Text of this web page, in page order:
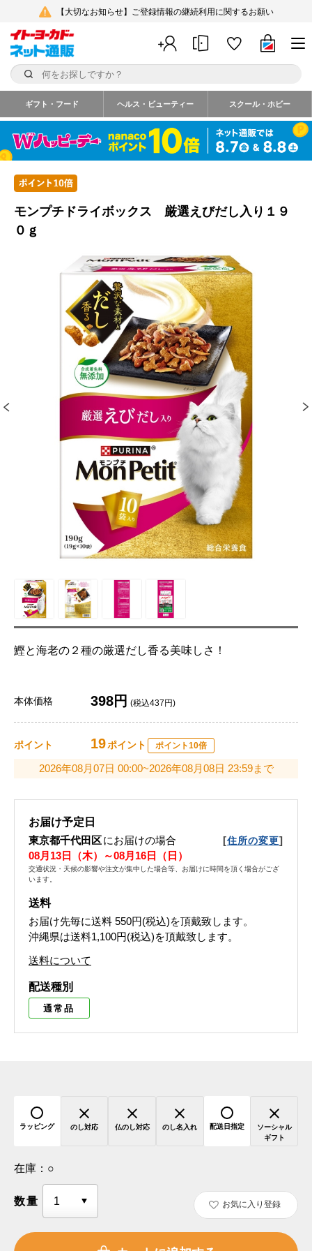
【大切なお知らせ】ご登録情報の継続利用に関するお願い
ギフト・フード ヘルス・ビューティー スクール・ホビー
モンプチドライボックス 厳選えびだし入り１９
０ｇ
鰹と海老の２種の厳選だし香る美味しさ！
本体価格 398円 (税込437円)
ポイント 19ポイント ポイント10倍
2026年08月07日 00:00~2026年08月08日 23:59まで
お届け予定日
東京都千代田区にお届けの場合 [住所の変更]
08月13日（木）～08月16日（日）
交通状況・天候の影響や注文が集中した場合等、お届けに時間を頂く場合がござ
います。
送料
お届け先毎に送料 550円(税込)を頂戴致します。
沖縄県は送料1,100円(税込)を頂戴致します。
送料について
配送種別
通常品
ラッピング のし対応 仏のし対応 のし名入れ 配送日指定
ソーシャル
ギフト
在庫： ○
数量 お気に入り登録